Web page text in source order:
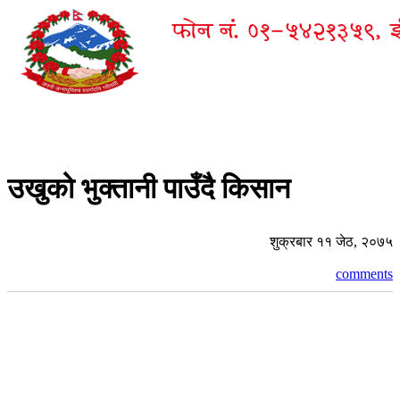
उखुको भुक्तानी पाउँदै किसान
शुक्रबार ११ जेठ, २०७५
comments